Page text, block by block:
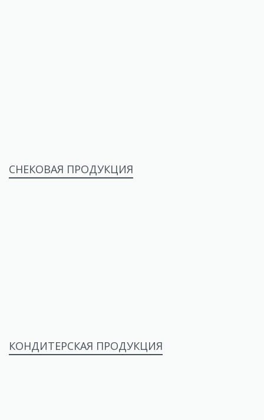
СНЕКОВАЯ ПРОДУКЦИЯ
КОНДИТЕРСКАЯ ПРОДУКЦИЯ